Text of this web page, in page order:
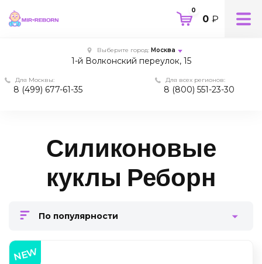
0
0 ₽
Выберите город: Москва
1-й Волконский переулок, 15
Для всех регионов:
8 (800) 551-23-30
Для Москвы:
8 (499) 677-61-35
Силиконовые
куклы Реборн
По популярности
NEW